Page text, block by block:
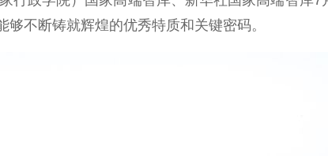
不断铸就辉煌的优秀特质和关键密码。